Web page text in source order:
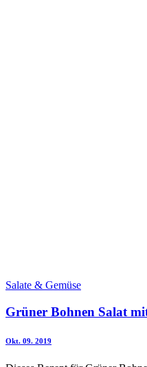
Salate & Gemüse
Grüner Bohnen Salat
Okt. 09. 2019